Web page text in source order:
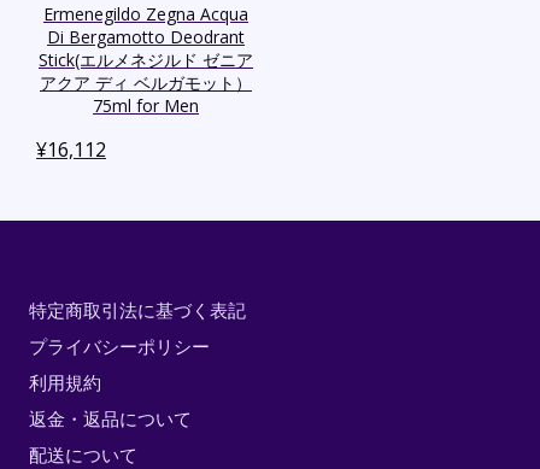
Ermenegildo Zegna Acqua
Di Bergamotto Deodrant
Stick(エルメネジルド ゼニア
アクア ディ ベルガモット）
75ml for Men
¥16,112
特定商取引法に基づく表記
プライバシーポリシー
利用規約
返金・返品について
配送について